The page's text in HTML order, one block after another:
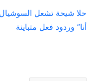
حلا شيحة تشعل
أنا” وردود فعل متباينة